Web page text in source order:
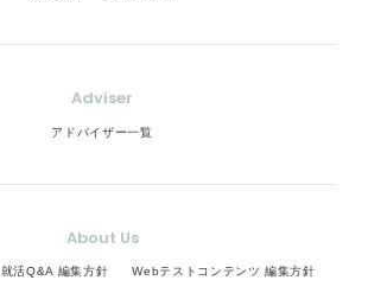
Adviser
アドバイザー一覧
About Us
就活Q&A 編集方針 Webテストコンテンツ 編集方針